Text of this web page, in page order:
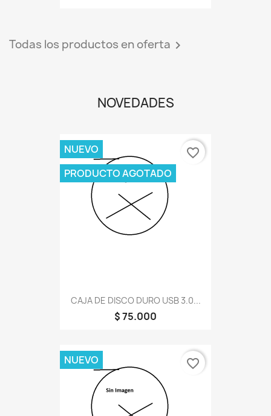
Todas los productos en oferta 
NOVEDADES
CAJA DE DISCO DURO USB 3.0...
$ 75.000
NUEVO
PRODUCTO AGOTADO
favorite_border
NUEVO favorite_border